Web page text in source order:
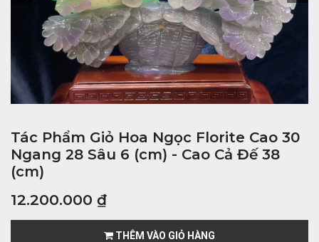
Tác Phẩm Giỏ Hoa Ngọc Florite Cao 30
Ngang 28 Sâu 6 (cm) - Cao Cả Đế 38
(cm)
12.200.000 ₫
THÊM VÀO GIỎ HÀNG